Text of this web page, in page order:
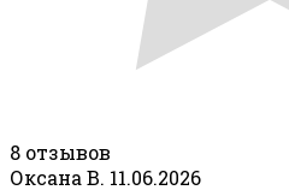
8 отзывов
Оксана В. 11.06.2026